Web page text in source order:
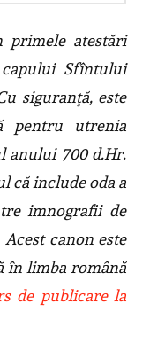
primele atestări
Sfîntului
siguranţă, este
pentru utrenia
anului 700 d.Hr.
că include oda a
imnografii de
canon este
în limba română
de publicare la